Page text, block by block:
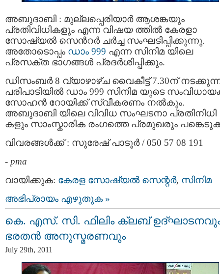
അബുദാബി : മുല്ലപ്പെരിയാര്‍ ആശങ്കയും
പ്രതിവിധികളും എന്ന വിഷയ ത്തില്‍ കേരളാ
സോഷ്യല്‍ സെന്‍റര്‍ ചര്‍ച്ച സംഘടിപ്പിക്കുന്നു.
അതോടൊപ്പം ഡാം 999 എന്ന സിനിമ യിലെ
പ്രസക്ത ഭാഗങ്ങള്‍ പ്രദര്‍ശിപ്പിക്കും.
ഡിസംബര്‍ 8 വ്യാഴാഴ്ച വൈകീട്ട് 7.30ന്
പരിപാടിയില്‍ ഡാം 999 സിനിമ യുടെ
സോഹന്‍ റോയിക്ക് സ്വീകരണം നല്‍കും.
അബുദാബി യിലെ വിവിധ സംഘടനാ പ്രതിനിധി
കളും സാംസ്കാരിക രംഗത്തെ പ്രമുഖരും
വിവരങ്ങള്‍ക്ക് : സുരേഷ് പാടൂര്‍ / 050 57 08 191
- pma
വായിക്കുക: കേരള സോഷ്യല്‍ സെന്റര്‍, സിനിമ
അഭിപ്രായം എഴുതുക »
കെ. എസ്. സി. ഫിലിം ക്ലബ്‌
ഭരതന്‍ അനുസ്മരണവും
July 29th, 2011